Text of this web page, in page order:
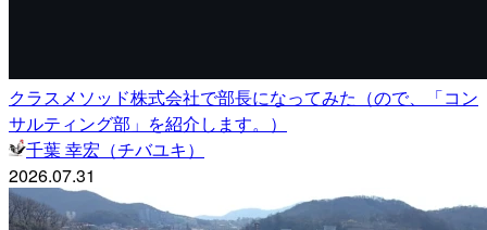
クラスメソッド株式会社で部長になってみた（ので、「コン
サルティング部」を紹介します。）
千葉 幸宏（チバユキ）
2026.07.31